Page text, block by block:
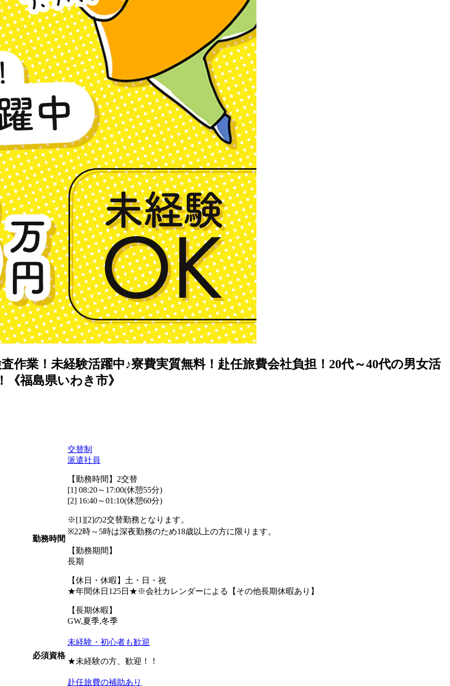
作業！未経験活躍中♪寮費実質無料！赴任旅費会社負担！20代～40代の男女活
福島県いわき市》
勤務時間
交替制
派遣社員
【勤務時間】2交替
[1] 08:20～17:00(休憩55分)
[2] 16:40～01:10(休憩60分)
※[1][2]の2交替勤務となります。
※22時～5時は深夜勤務のため18歳以上の方に限ります。
【勤務期間】
長期
【休日・休暇】土・日・祝
★年間休日125日★※会社カレンダーによる【その他長期休暇あり】
【長期休暇】
GW,夏季,冬季
必須資格
未経験・初心者も歓迎
★未経験の方、歓迎！！
赴任旅費の補助あり